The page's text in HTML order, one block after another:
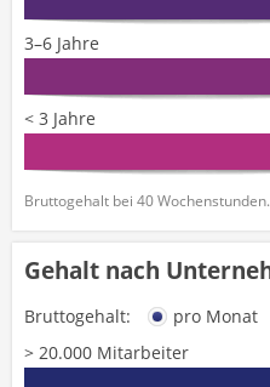
3–6 Jahre
< 3 Jahre
Bruttogehalt bei 40 Wochenstunden.
Gehalt nach
Bruttogehalt: pro Monat
> 20.000 Mitarbeiter